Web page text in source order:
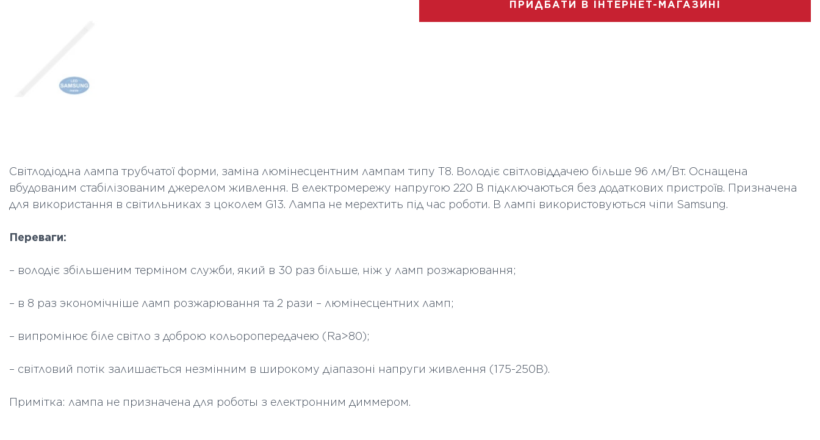
Колірна температура 4000
ПРИДБАТИ В ІНТЕРНЕТ-МАГАЗИНІ
Світлодіодна лампа трубчатої форми, заміна люмінесцентним лампам типу Т8. Володіє світловіддачею більше 96 лм/Вт. Оснащена
вбудованим стабілізованим джерелом живлення. В електромережу напругою 220 В підключаються без додаткових пристроїв. Призначена
для використання в світильниках з цоколем G13. Лампа не мерехтить під час роботи. В лампі використовуються чіпи Samsung.
Переваги:
– володіє збільшеним терміном служби, який в 30 раз більше, ніж у ламп розжарювання;
– в 8 раз экономічніше ламп розжарювання та 2 рази – люмінесцентних ламп;
– випромінює біле світло з доброю кольоропередачею (Ra>80);
– світловий потік залишається незмінним в широкому діапазоні напруги живлення (175-250В).
Примітка: лампа не призначена для роботы з електронним диммером.